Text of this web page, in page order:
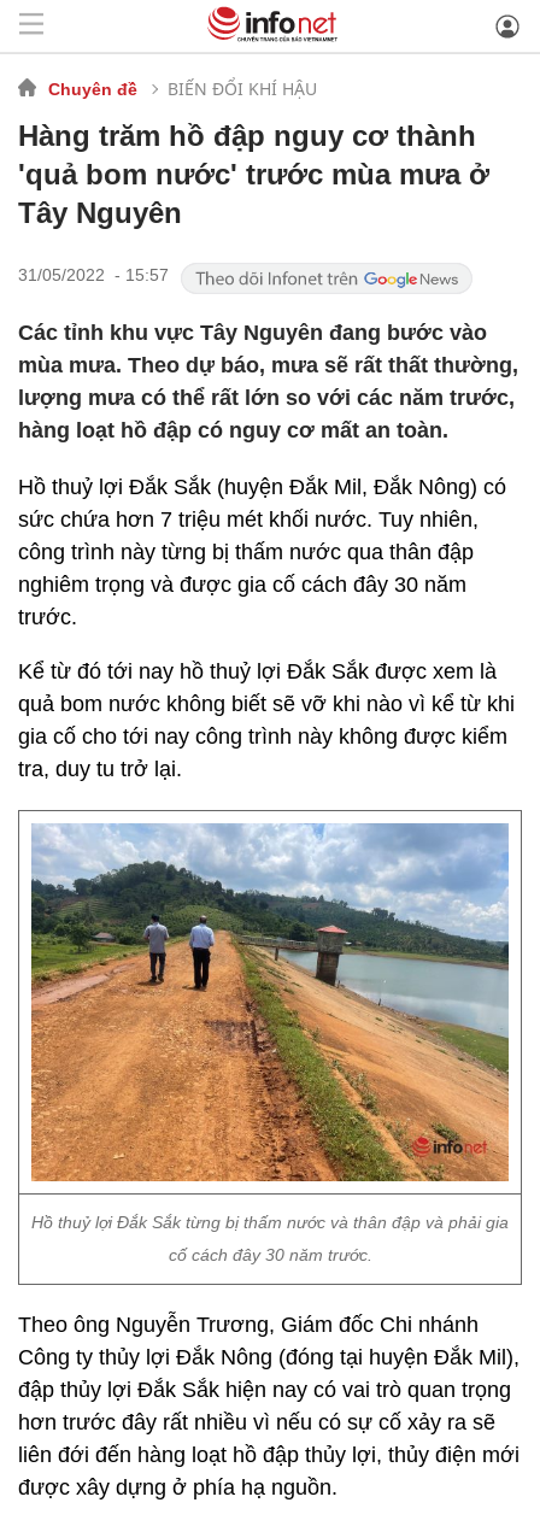
Chuyên đề BIẾN ĐỔI KHÍ HẬU
Hàng trăm hồ đập nguy cơ thành
'quả bom nước' trước mùa mưa ở
Tây Nguyên
31/05/2022 - 15:57
Các tỉnh khu vực Tây Nguyên đang bước vào
mùa mưa. Theo dự báo, mưa sẽ rất thất thường,
lượng mưa có thể rất lớn so với các năm trước,
hàng loạt hồ đập có nguy cơ mất an toàn.
Hồ thuỷ lợi Đắk Sắk (huyện Đắk Mil, Đắk Nông) có
sức chứa hơn 7 triệu mét khối nước. Tuy nhiên,
công trình này từng bị thấm nước qua thân đập
nghiêm trọng và được gia cố cách đây 30 năm
trước.
Kể từ đó tới nay hồ thuỷ lợi Đắk Sắk được xem là
quả bom nước không biết sẽ vỡ khi nào vì kể từ khi
gia cố cho tới nay công trình này không được kiểm
tra, duy tu trở lại.
Hồ thuỷ lợi Đắk Sắk từng bị thấm nước và thân đập và phải gia
cố cách đây 30 năm trước.
Theo ông Nguyễn Trương, Giám đốc Chi nhánh
Công ty thủy lợi Đắk Nông (đóng tại huyện Đắk Mil),
đập thủy lợi Đắk Sắk hiện nay có vai trò quan trọng
hơn trước đây rất nhiều vì nếu có sự cố xảy ra sẽ
liên đới đến hàng loạt hồ đập thủy lợi, thủy điện mới
được xây dựng ở phía hạ nguồn.